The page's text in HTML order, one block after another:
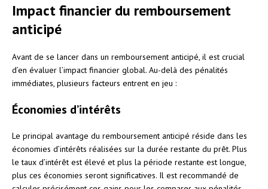
Impact financier du remboursement
anticipé
Avant de se lancer dans un remboursement anticipé, il est crucial
d’en évaluer l’impact financier global. Au-delà des pénalités
immédiates, plusieurs facteurs entrent en jeu :
Économies d’intérêts
Le principal avantage du remboursement anticipé réside dans les
économies d’intérêts réalisées sur la durée restante du prêt. Plus
le taux d’intérêt est élevé et plus la période restante est longue,
plus ces économies seront significatives. Il est recommandé de